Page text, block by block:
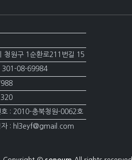
청원구 1순환로211번길 15
301-08-69984
호 : 2010-충북청원-0062호
자 : hl3eyf@gmail.com